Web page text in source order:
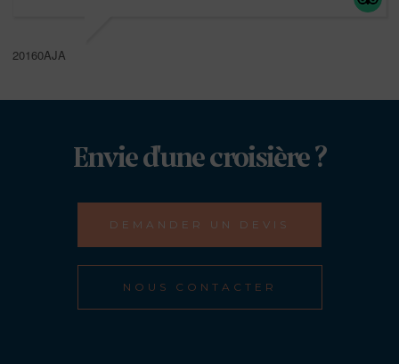
20160AJA
Envie d'une croisière ?
DEMANDER UN DEVIS
NOUS CONTACTER